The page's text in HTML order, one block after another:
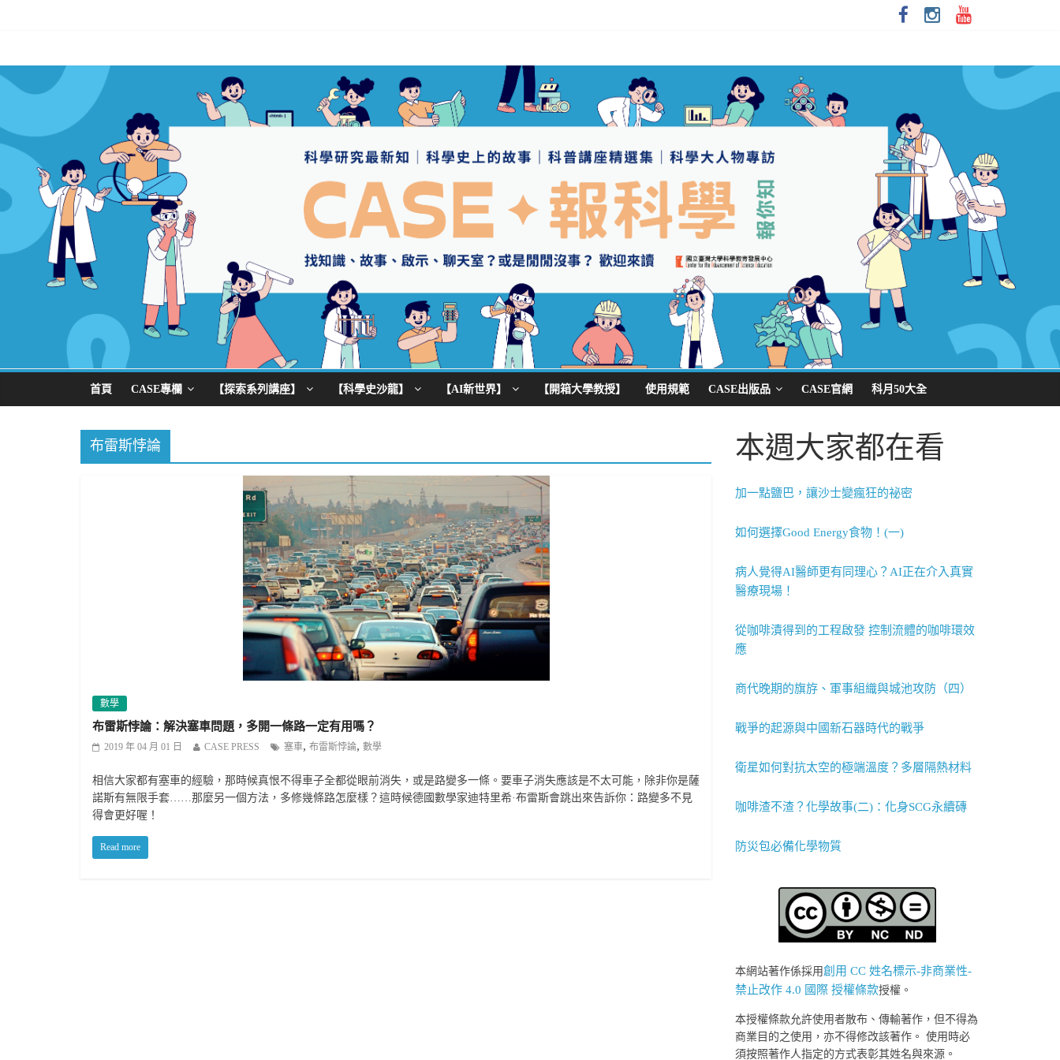
首頁 CASE專欄 【探索系列講座】 【科學史沙龍】 【AI新世界】 【開箱大學教授】 使用規範 CASE出版品 CASE官網 科月50大全
布雷斯悖論
數學
布雷斯悖論：解決塞車問題，多開一條路一定有用嗎？
2019 年 04 月 01 日 CASE PRESS 塞車, 布雷斯悖論, 數學
相信大家都有塞車的經驗，那時候真恨不得車子全都從眼前消失，或是路變多一條。要車子消失應該是不太可能，除非你是薩
諾斯有無限手套……那麼另一個方法，多修幾條路怎麼樣？這時候德國數學家迪特里希·布雷斯會跳出來告訴你：路變多不見
得會更好喔！
Read more
本週大家都在看
加一點鹽巴，讓沙士變瘋狂的祕密
如何選擇Good Energy食物！(一)
病人覺得AI醫師更有同理心？AI正在介入真實
醫療現場！
從咖啡漬得到的工程啟發 控制流體的咖啡環效
應
商代晚期的旗斿、軍事組織與城池攻防（四）
戰爭的起源與中國新石器時代的戰爭
衛星如何對抗太空的極端溫度？多層隔熱材料
咖啡渣不渣？化學故事(二)：化身SCG永續磚
防災包必備化學物質
本網站著作係採用創用 CC 姓名標示-非商業性-
禁止改作 4.0 國際 授權條款授權。
本授權條款允許使用者散布、傳輸著作，但不得為
商業目的之使用，亦不得修改該著作。 使用時必
須按照著作人指定的方式表彰其姓名與來源。